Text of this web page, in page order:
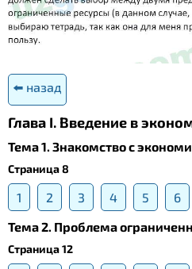
⬅️ назад
Глава I. Введение в
Тема 1. Знакомство с
Страница 8
1 2 3 4 5 6
Тема 2. Проблема
Страница 12